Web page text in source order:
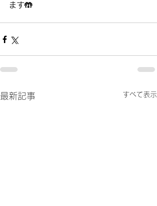
ます🤲
最新記事 すべて表示